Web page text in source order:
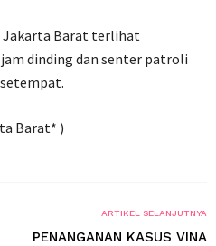
Jakarta Barat terlihat
dinding dan senter patroli
Barat* )
ARTIKEL SELANJUTNYA
PENANGANAN KASUS VINA